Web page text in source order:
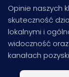
Opinie naszych
skuteczność
lokalnymi i
widoczność
kanałach